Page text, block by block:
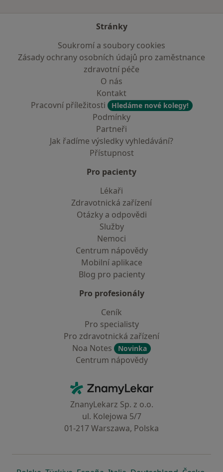
Stránky
Soukromí a soubory cookies
Zásady ochrany osobních údajů pro zaměstnance
zdravotní péče
O nás
Kontakt
Pracovní příležitosti
Hledáme nové kolegy!
Podmínky
Partneři
Jak řadíme výsledky vyhledávání?
Přístupnost
Pro pacienty
Lékaři
Zdravotnická zařízení
Otázky a odpovědi
Služby
Nemoci
Centrum nápovědy
Mobilní aplikace
Blog pro pacienty
Pro profesionály
Ceník
Pro specialisty
Pro zdravotnická zařízení
Noa Notes
Novinka
Centrum nápovědy
ZnamyLekar - Hlavní stránka
ZnanyLekarz Sp. z o.o.
ul. Kolejowa 5/7
01-217 Warszawa, Polska